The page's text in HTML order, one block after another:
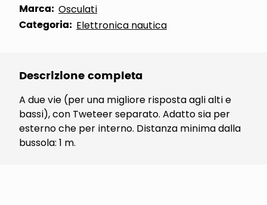
Marca: Osculati
Categoria: Elettronica nautica
Descrizione completa
A due vie (per una migliore risposta agli alti e
bassi), con Tweteer separato. Adatto sia per
esterno che per interno. Distanza minima dalla
bussola: 1 m.